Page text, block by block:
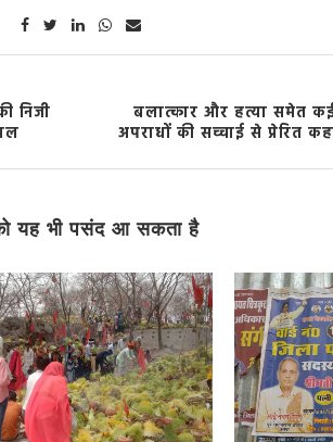
निजी
बलात्कार और हत्या समेत
अपराधों की सच्चाई से प्रेरित
यह भी पसंद आ सकता है